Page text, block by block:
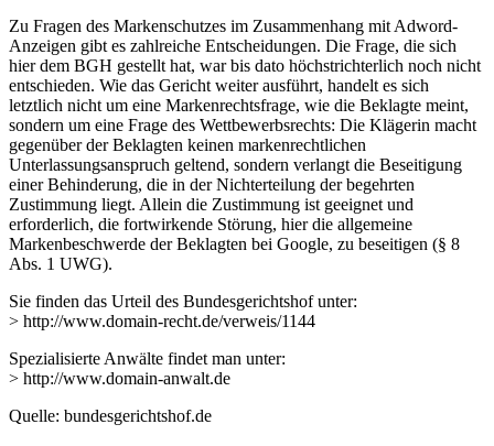
Zu Fragen des Markenschutzes im Zusammenhang mit Adword-
Anzeigen gibt es zahlreiche Entscheidungen. Die Frage, die sich
hier dem BGH gestellt hat, war bis dato höchstrichterlich noch nicht
entschieden. Wie das Gericht weiter ausführt, handelt es sich
letztlich nicht um eine Markenrechtsfrage, wie die Beklagte meint,
sondern um eine Frage des Wettbewerbsrechts: Die Klägerin macht
gegenüber der Beklagten keinen markenrechtlichen
Unterlassungsanspruch geltend, sondern verlangt die Beseitigung
einer Behinderung, die in der Nichterteilung der begehrten
Zustimmung liegt. Allein die Zustimmung ist geeignet und
erforderlich, die fortwirkende Störung, hier die allgemeine
Markenbeschwerde der Beklagten bei Google, zu beseitigen (§ 8
Abs. 1 UWG).
Sie finden das Urteil des Bundesgerichtshof unter:
> http://www.domain-recht.de/verweis/1144
Spezialisierte Anwälte findet man unter:
> http://www.domain-anwalt.de
Quelle: bundesgerichtshof.de